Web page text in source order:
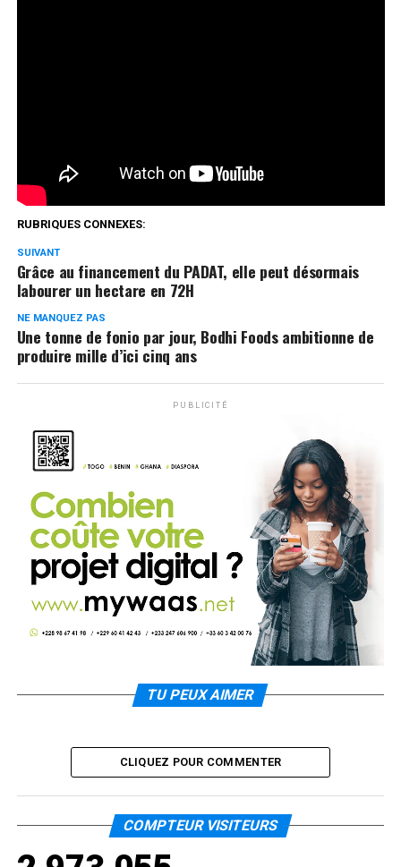
RUBRIQUES CONNEXES:
SUIVANT
Grâce au financement du PADAT, elle peut désormais
labourer un hectare en 72H
NE MANQUEZ PAS
Une tonne de fonio par jour, Bodhi Foods ambitionne de
produire mille d’ici cinq ans
PUBLICITÉ
TU PEUX AIMER
CLIQUEZ POUR COMMENTER
COMPTEUR VISITEURS